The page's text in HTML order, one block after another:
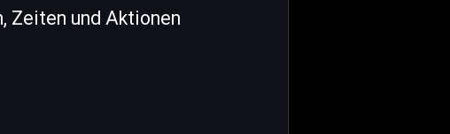
Zeiten und Aktionen